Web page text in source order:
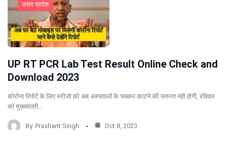
उत्तर प्रदेश
UP RT PCR Lab Test Result Online Check and
Download 2023
कोरोना रिपोर्ट के लिए मरीजो को अब अस्पतालों के चक्कर काटने की जरुरत नही होगी, रविवार
को मुख्यमंत्री…
By Prashant Singh Oct 8, 2023